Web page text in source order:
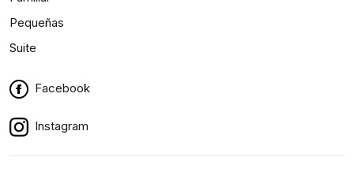
Pequeñas
Suite
Facebook
Instagram